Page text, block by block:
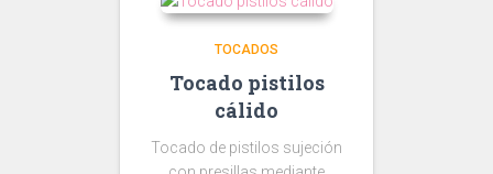
TOCADOS
Tocado pistilos
cálido
Tocado de pistilos sujeción